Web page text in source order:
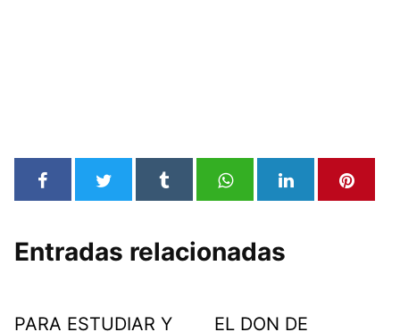
Entradas relacionadas
PARA ESTUDIAR Y EL DON DE